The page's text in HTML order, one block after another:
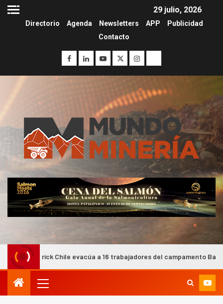
29 julio, 2026
Directorio Agenda Newsletters APP
Publicidad
Contacto
Chile evacúa a 16 trabajadores del campamento Barriales tras